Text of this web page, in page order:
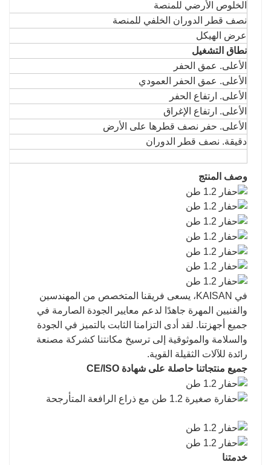
الخلوص الأرضي للمنصة
نصف قطر الدوران الخلفي للمنصة
عرض الهيكل
نطاق التشغيل
الأعلى. عمق الحفر
الأعلى. عمق الحفر العمودي
الأعلى. ارتفاع الحفر
الأعلى. ارتفاع الإغراق
الأعلى. حفر نصف قطرها على الأرض
دقيقة. نصف قطر الدوران
وصف المنتج
في KAISAN، يسعى فريقنا المتخصص من المهندسين
والفنيين المهرة جاهدًا لدعم معايير الجودة الصارمة في
جميع أجهزتنا. لقد أدى التزامنا الثابت بالتميز في الجودة
والسلامة والموثوقية إلى ترسيخ مكانتنا كشركة مصنعة
رائدة للآلات الثقيلة القوية.
جميع منتجاتنا حاصلة على شهادة CE/ISO
خدمتنا